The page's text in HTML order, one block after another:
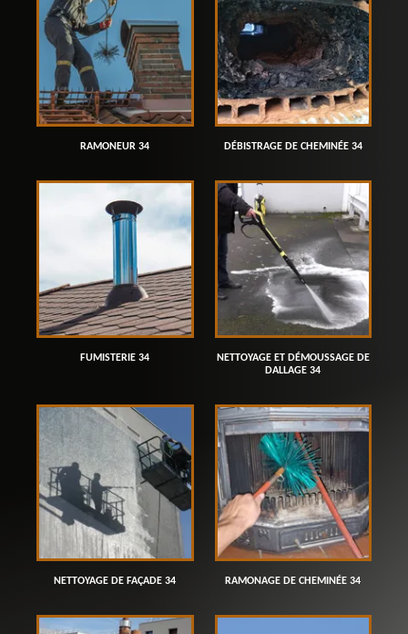
RAMONEUR 34 DÉBISTRAGE DE CHEMINÉE 34
FUMISTERIE 34
NETTOYAGE ET DÉMOUSSAGE DE
DALLAGE 34
NETTOYAGE DE FAÇADE 34 RAMONAGE DE CHEMINÉE 34